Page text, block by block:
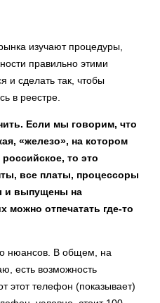
изучают процедуры,
правильно этими
и сделать так, чтобы
в реестре.
Если мы говорим, что
«железо», на котором
то это
все платы, процессоры
и выпущены на
можно отпечатать где-то
нюансов. В общем, на
есть возможность
этот телефон (показывает)